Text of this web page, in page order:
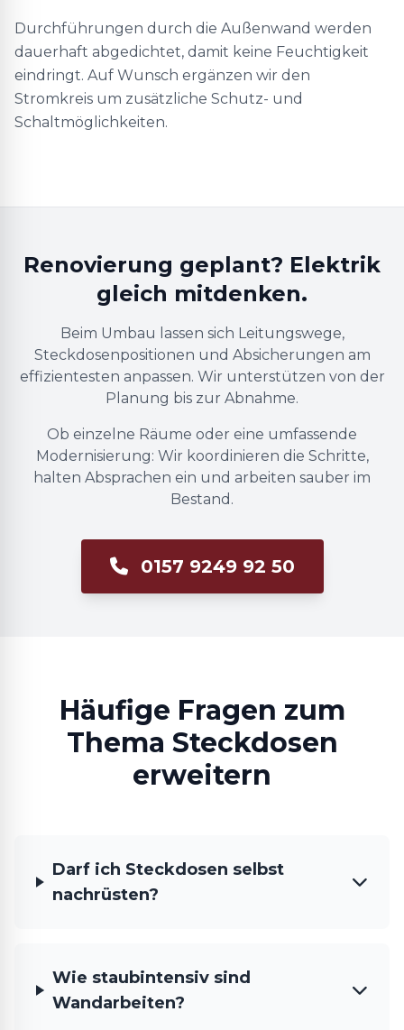
Durchführungen durch die Außenwand werden
dauerhaft abgedichtet, damit keine Feuchtigkeit
eindringt. Auf Wunsch ergänzen wir den
Stromkreis um zusätzliche Schutz- und
Schaltmöglichkeiten.
Renovierung geplant? Elektrik
gleich mitdenken.
Beim Umbau lassen sich Leitungswege,
Steckdosenpositionen und Absicherungen am
effizientesten anpassen. Wir unterstützen von der
Planung bis zur Abnahme.
Ob einzelne Räume oder eine umfassende
Modernisierung: Wir koordinieren die Schritte,
halten Absprachen ein und arbeiten sauber im
Bestand.
0157 9249 92 50
Häufige Fragen zum
Thema Steckdosen
erweitern
Darf ich Steckdosen selbst
nachrüsten?
Wie staubintensiv sind
Wandarbeiten?